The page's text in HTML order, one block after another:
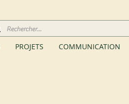
PROJETS COMMUNICATION